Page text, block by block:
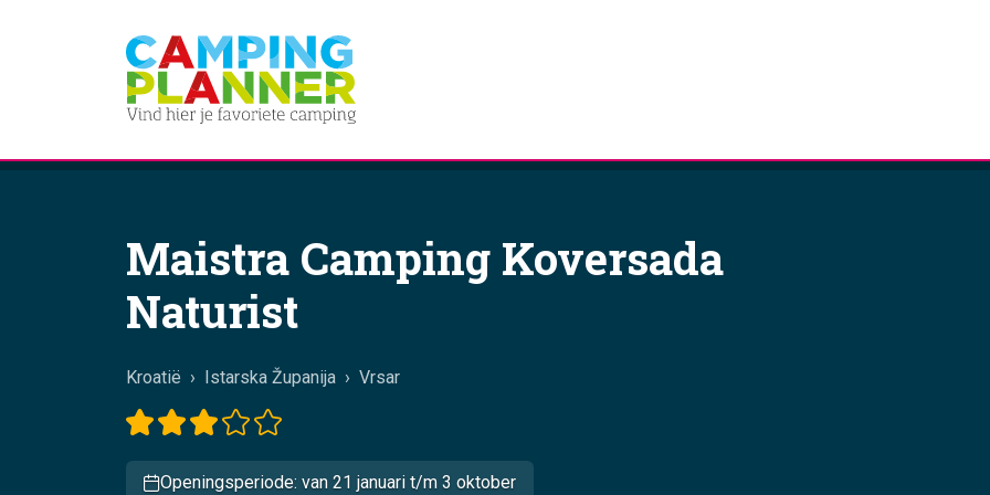
Maistra Camping Koversada
Naturist
Kroatië › Istarska Županija › Vrsar
Openingsperiode: van 21 januari t/m 3 oktober